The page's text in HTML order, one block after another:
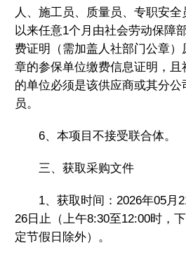
人、施工员、质量员、专职安全
以来任意1个月由社会劳动保障
费证明（需加盖人社部门公章
章的参保单位缴费信息证明，
的单位必须是该供应商或其分公
员。
6、本项目不接受联合体。
三、获取采购文件
1、获取时间：2026年05月
26日止（上午8:30至12:00时，
定节假日除外）。